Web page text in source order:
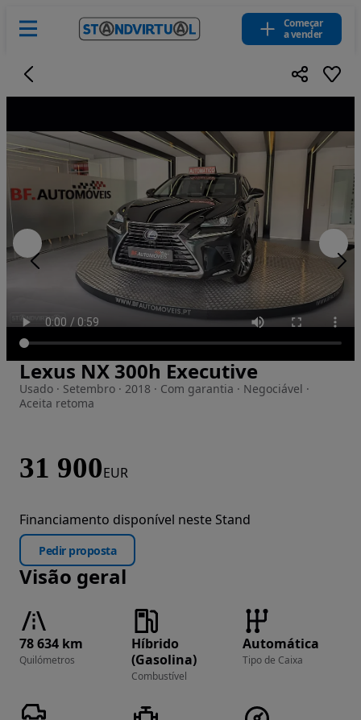
Começar
a vender
Imagem 1 de 62
Lexus NX 300h Executive
Usado · Setembro · 2018 · Com garantia · Negociável ·
Aceita retoma
31 900EUR
Financiamento disponível neste Stand
Pedir proposta
Visão geral
78 634 km
Quilómetros
Híbrido
(Gasolina)
Combustível
Automática
Tipo de Caixa